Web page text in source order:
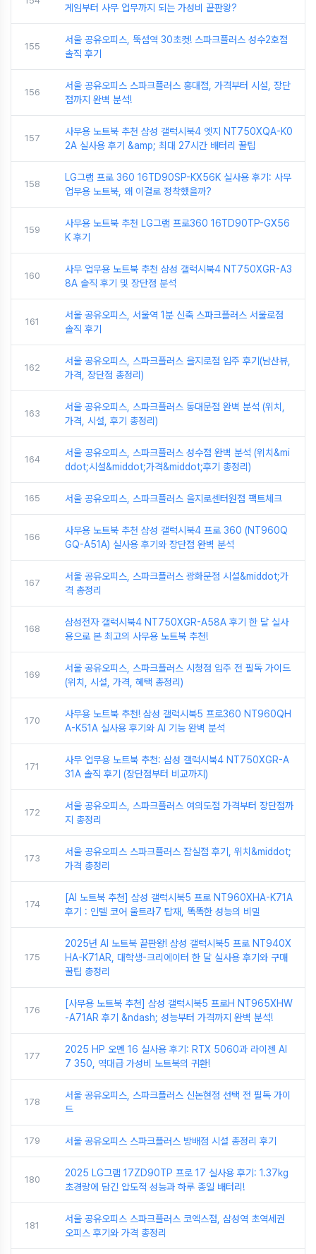
게임부터 사무 업무까지 되는 가성비 끝판왕?
155
서울 공유오피스, 뚝섬역 30초컷! 스파크플러스 성수2호점
솔직 후기
156
서울 공유오피스 스파크플러스 홍대점, 가격부터 시설, 장단
점까지 완벽 분석!
157
사무용 노트북 추천 삼성 갤럭시북4 엣지 NT750XQA-K0
2A 실사용 후기 &amp; 최대 27시간 배터리 꿀팁
158
LG그램 프로 360 16TD90SP-KX56K 실사용 후기: 사무
업무용 노트북, 왜 이걸로 정착했을까?
159
사무용 노트북 추천 LG그램 프로360 16TD90TP-GX56
K 후기
160
사무 업무용 노트북 추천 삼성 갤럭시북4 NT750XGR-A3
8A 솔직 후기 및 장단점 분석
161
서울 공유오피스, 서울역 1분 신축 스파크플러스 서울로점
솔직 후기
162
서울 공유오피스, 스파크플러스 을지로점 입주 후기(남산뷰,
가격, 장단점 총정리)
163
서울 공유오피스, 스파크플러스 동대문점 완벽 분석 (위치,
가격, 시설, 후기 총정리)
164
서울 공유오피스, 스파크플러스 성수점 완벽 분석 (위치&mi
ddot;시설&middot;가격&middot;후기 총정리)
165 서울 공유오피스, 스파크플러스 을지로센터원점 팩트체크
166
사무용 노트북 추천 삼성 갤럭시북4 프로 360 (NT960Q
GQ-A51A) 실사용 후기와 장단점 완벽 분석
167
서울 공유오피스, 스파크플러스 광화문점 시설&middot;가
격 총정리
168
삼성전자 갤럭시북4 NT750XGR-A58A 후기 한 달 실사
용으로 본 최고의 사무용 노트북 추천!
169
서울 공유오피스, 스파크플러스 시청점 입주 전 필독 가이드
(위치, 시설, 가격, 혜택 총정리)
170
사무용 노트북 추천! 삼성 갤럭시북5 프로360 NT960QH
A-K51A 실사용 후기와 AI 기능 완벽 분석
171
사무 업무용 노트북 추천: 삼성 갤럭시북4 NT750XGR-A
31A 솔직 후기 (장단점부터 비교까지)
172
서울 공유오피스, 스파크플러스 여의도점 가격부터 장단점까
지 총정리
173
서울 공유오피스 스파크플러스 잠실점 후기, 위치&middot;
가격 총정리
174
[AI 노트북 추천] 삼성 갤럭시북5 프로 NT960XHA-K71A
후기 : 인텔 코어 울트라7 탑재, 똑똑한 성능의 비밀
175
2025년 AI 노트북 끝판왕! 삼성 갤럭시북5 프로 NT940X
HA-K71AR, 대학생-크리에이터 한 달 실사용 후기와 구매
꿀팁 총정리
176
[사무용 노트북 추천] 삼성 갤럭시북5 프로H NT965XHW
-A71AR 후기 &ndash; 성능부터 가격까지 완벽 분석!
177
2025 HP 오멘 16 실사용 후기: RTX 5060과 라이젠 AI
7 350, 역대급 가성비 노트북의 귀환!
178
서울 공유오피스, 스파크플러스 신논현점 선택 전 필독 가이
드
179 서울 공유오피스 스파크플러스 방배점 시설 총정리 후기
180
2025 LG그램 17ZD90TP 프로 17 실사용 후기: 1.37kg
초경량에 담긴 압도적 성능과 하루 종일 배터리!
181
서울 공유오피스 스파크플러스 코엑스점, 삼성역 초역세권
오피스 후기와 가격 총정리